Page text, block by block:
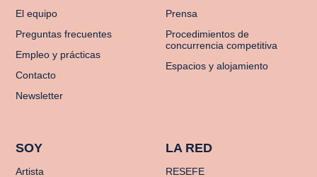
El equipo
Preguntas frecuentes
Empleo y prácticas
Contacto
Newsletter
Prensa
Procedimientos de
concurrencia competitiva
Espacios y alojamiento
SOY
Artista
LA RED
RESEFE